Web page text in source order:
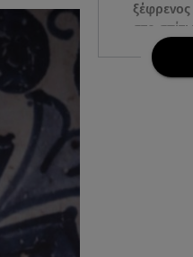
στο σπίτι
05.08.26 ,